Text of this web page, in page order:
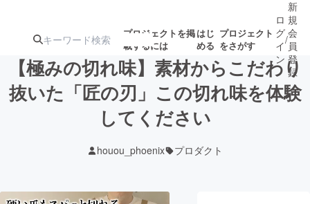
プロジェクトを掲
載するには
はじ
める
プロジェクト
をさがす
注目の新着プロ募集終了が近いプ
ロ
グ
イ
ン
/
新
規
会
員
登
録
【極みの切れ味】素材からこだわり
抜いた「匠の刃」この切れ味を体験
してください
houou_phoenix プロダクト